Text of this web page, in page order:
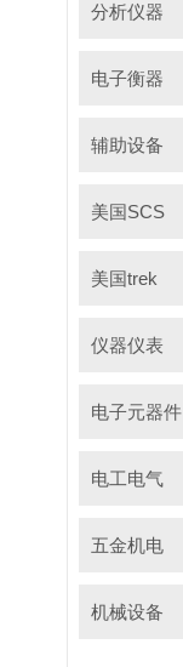
分析仪器
电子衡器
辅助设备
美国SCS
美国trek
仪器仪表
电子元器件
电工电气
五金机电
机械设备